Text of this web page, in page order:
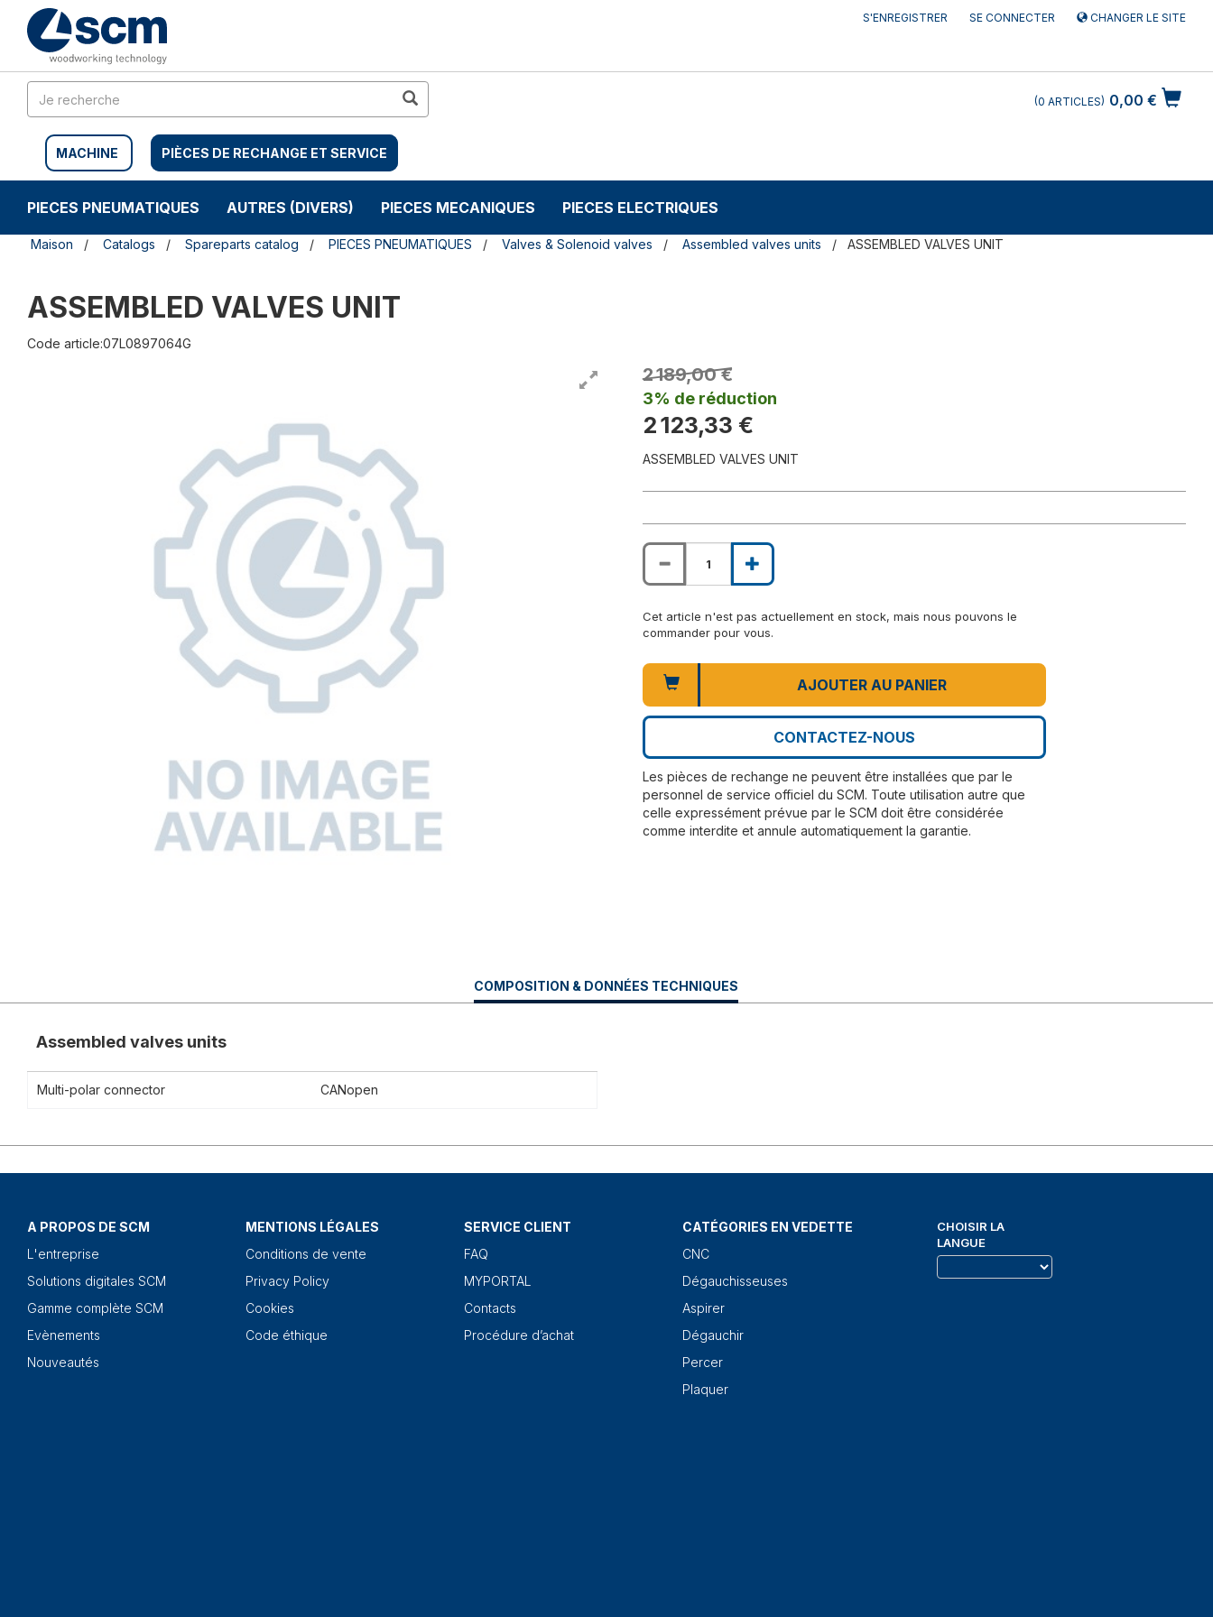
contenu
sauter
navigation
S'ENREGISTRER SE CONNECTER CHANGER LE SITE
MACHINE PIÈCES DE RECHANGE ET SERVICE
0,00 €
0 ARTICLES
PIECES PNEUMATIQUES AUTRES (DIVERS) PIECES MECANIQUES PIECES ELECTRIQUES
Maison Catalogs Spareparts catalog PIECES PNEUMATIQUES Valves & Solenoid valves Assembled valves units ASSEMBLED VALVES UNIT
ASSEMBLED VALVES UNIT
Code article:07L0897064G
2 189,00 €
3% de réduction
2 123,33 €
ASSEMBLED VALVES UNIT
Cet article n'est pas actuellement en stock, mais nous pouvons le
commander pour vous.
AJOUTER AU PANIER
CONTACTEZ-NOUS
Les pièces de rechange ne peuvent être installées que par le
personnel de service officiel du SCM. Toute utilisation autre que
celle expressément prévue par le SCM doit être considérée
comme interdite et annule automatiquement la garantie.
CURRENT
TAB:
COMPOSITION & DONNÉES TECHNIQUES
Assembled valves units
Multi-polar connector CANopen
A PROPOS DE SCM
L'entreprise
Solutions digitales SCM
Gamme complète SCM
Evènements
Nouveautés
MENTIONS LÉGALES
Conditions de vente
Privacy Policy
Cookies
Code éthique
SERVICE CLIENT
FAQ
MYPORTAL
Contacts
Procédure d’achat
CATÉGORIES EN VEDETTE
CNC
Dégauchisseuses
Aspirer
Dégauchir
Percer
Plaquer
CHOISIR LA
LANGUE